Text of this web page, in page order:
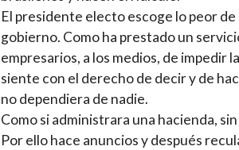
El presidente electo escoge lo peor
gobierno. Como ha prestado un
empresarios, a los medios, de impedir
siente con el derecho de decir y de
no dependiera de nadie.
Como si administrara una hacienda,
Por ello hace anuncios y después